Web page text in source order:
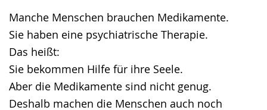
Manche Menschen brauchen Medikamente.
Sie haben eine psychiatrische Therapie.
Das heißt:
Sie bekommen Hilfe für ihre Seele.
Aber die Medikamente sind nicht genug.
Deshalb machen die Menschen auch noch